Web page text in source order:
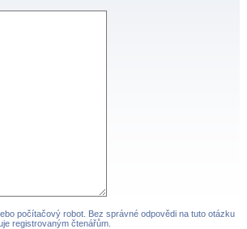
počítačový robot. Bez správné odpovědi na tuto otázku
registrovaným čtenářům.